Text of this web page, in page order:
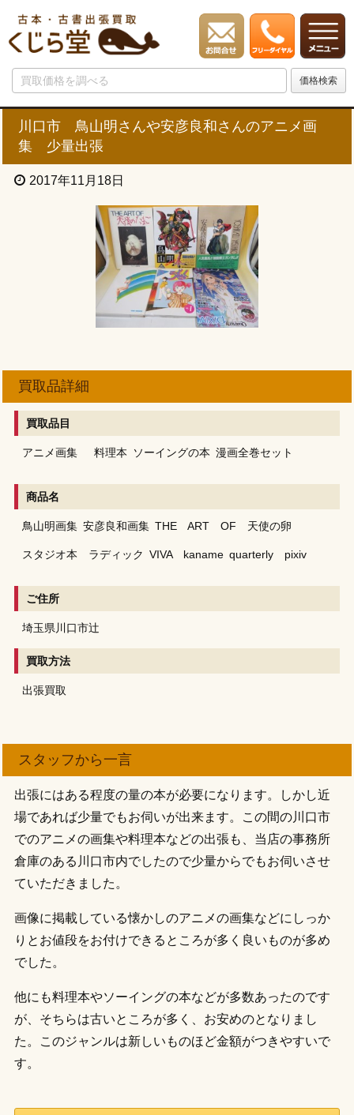
川口市 鳥山明さんや安彦良和さんのアニメ画
集 少量出張
2017年11月18日
買取品詳細
買取品目
アニメ画集 料理本 ソーイングの本 漫画全巻セット
商品名
鳥山明画集 安彦良和画集 THE ART OF 天使の卵
スタジオ本 ラディック VIVA kaname quarterly pixiv
ご住所
埼玉県川口市辻
買取方法
出張買取
スタッフから一言
出張にはある程度の量の本が必要になります。しかし近
場であれば少量でもお伺いが出来ます。この間の川口市
でのアニメの画集や料理本などの出張も、当店の事務所
倉庫のある川口市内でしたので少量からでもお伺いさせ
ていただきました。
画像に掲載している懐かしのアニメの画集などにしっか
りとお値段をお付けできるところが多く良いものが多め
でした。
他にも料理本やソーイングの本などが多数あったのです
が、そちらは古いところが多く、お安めのとなりまし
た。このジャンルは新しいものほど金額がつきやすいで
す。